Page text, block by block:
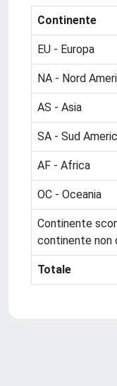
Continente
EU - Europa
NA - Nord
AS - Asia
SA - Sud
AF - Africa
OC - Oceania
Continente
continente non
Totale